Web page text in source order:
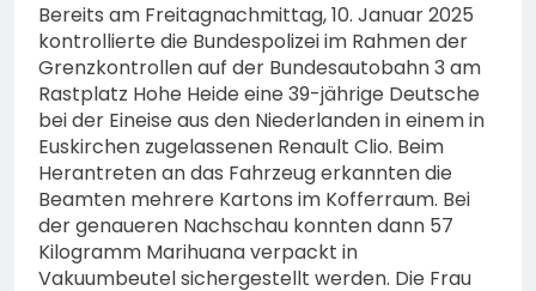
Bereits am Freitagnachmittag, 10. Januar 2025
kontrollierte die Bundespolizei im Rahmen der
Grenzkontrollen auf der Bundesautobahn 3 am
Rastplatz Hohe Heide eine 39-jährige Deutsche
bei der Eineise aus den Niederlanden in einem in
Euskirchen zugelassenen Renault Clio. Beim
Herantreten an das Fahrzeug erkannten die
Beamten mehrere Kartons im Kofferraum. Bei
der genaueren Nachschau konnten dann 57
Kilogramm Marihuana verpackt in
Vakuumbeutel sichergestellt werden. Die Frau